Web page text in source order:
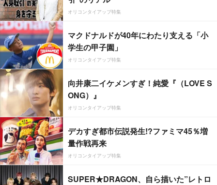
オリコンタイアップ特集
マクドナルドが40年にわたり支える「小
学生の甲子園」
オリコンタイアップ特集
向井康二イケメンすぎ！純愛『（LOVE S
ONG）』
オリコンタイアップ特集
デカすぎ都市伝説発生!?ファミマ45％増
量作戦再来
オリコンタイアップ特集
SUPER★DRAGON、自ら描いた”レトロ